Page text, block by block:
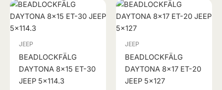
JEEP
BEADLOCKFÄLG
DAYTONA 8×15 ET-30
JEEP 5×114.3
JEEP
BEADLOCKFÄLG
DAYTONA 8×17 ET-20
JEEP 5×127